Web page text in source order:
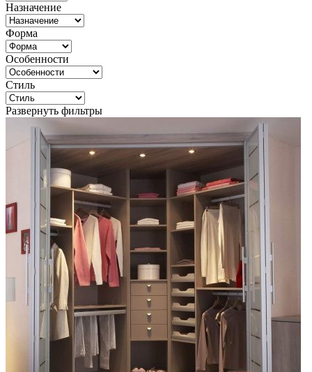
Назначение
Форма
Особенности
Стиль
Развернуть фильтры